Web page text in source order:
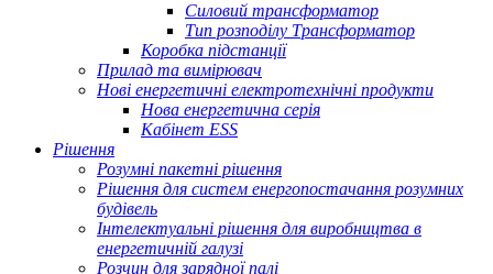
Силовий трансформатор
Тип розподілу Трансформатор
Коробка підстанції
Прилад та вимірювач
Нові енергетичні електротехнічні продукти
Нова енергетична серія
Кабінет ESS
Рішення
Розумні пакетні рішення
Рішення для систем енергопостачання розумних
будівель
Інтелектуальні рішення для виробництва в
енергетичній галузі
Розчин для зарядної палі